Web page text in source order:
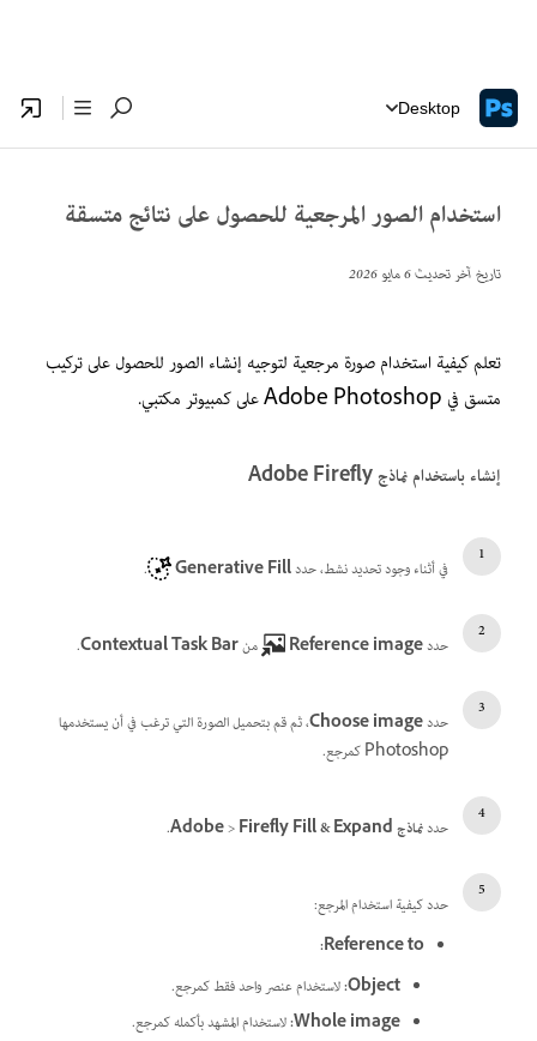
Desktop
استخدام الصور المرجعية للحصول على نتائج متسقة
تاريخ آخر تحديث6 مايو 2026
تعلم كيفية استخدام صورة مرجعية لتوجيه إنشاء الصور للحصول على تركيب
متسق في Adobe Photoshop على كمبيوتر مكتبي.
إنشاء باستخدام نماذج Adobe Firefly
في أثناء وجود تحديد نشط، حددGenerative Fill
.
حددReference image منContextual Task Bar
.
حددChoose image، ثم قم بتحميل الصورة التي ترغب في أن يستخدمها
Photoshop كمرجع.
حددنماذج Adobe >Firefly Fill & Expand
.
حدد كيفية استخدام المرجع:
Reference to
:
Object
:لاستخدام عنصر واحد فقط كمرجع.
Whole image
:لاستخدام المشهد بأكمله كمرجع.